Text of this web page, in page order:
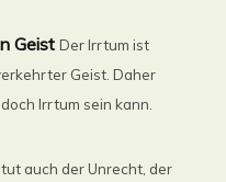
Geist Der Irrtum ist
Geist. Daher
Irrtum sein kann.
auch der Unrecht, der